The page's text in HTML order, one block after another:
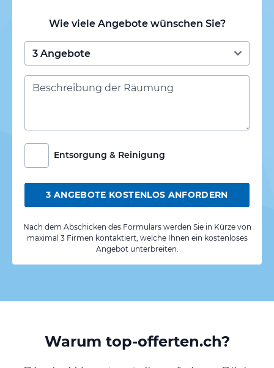
Wie viele Angebote wünschen Sie?
Entsorgung & Reinigung
3 ANGEBOTE KOSTENLOS ANFORDERN
Nach dem Abschicken des Formulars werden Sie in Kürze von
maximal 3 Firmen kontaktiert, welche Ihnen ein kostenloses
Angebot unterbreiten.
Warum top-offerten.ch?